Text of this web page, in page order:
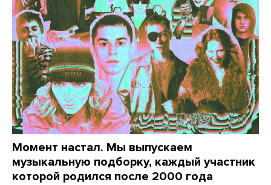
Момент настал. Мы выпускаем
музыкальную подборку, каждый участник
которой родился после 2000 года